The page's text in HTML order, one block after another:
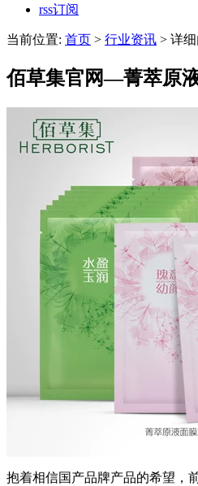
rss订阅
当前位置: 首页 > 行业资讯 > 详
佰草集官网—菁萃原
抱着相信国产品牌产品的希望，